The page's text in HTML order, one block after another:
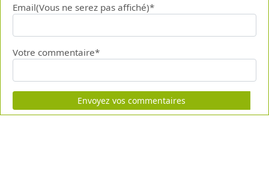
Email(Vous ne serez pas affiché)*
Votre commentaire*
Envoyez vos commentaires